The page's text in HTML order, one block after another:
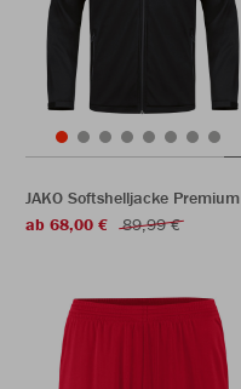
JAKO Softshelljacke Premium
ab 68,00 €
89,99 €